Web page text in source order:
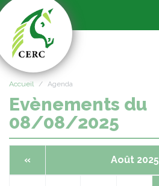
Accueil Agenda
Evènements du
08/08/2025
« Août 2025
Panneau de gestion des cookies